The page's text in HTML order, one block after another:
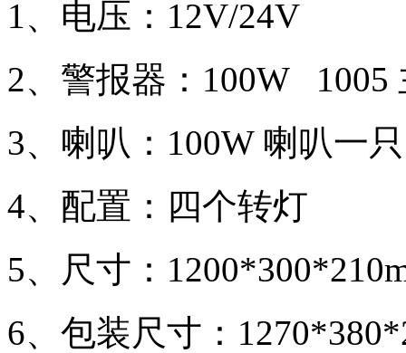
1、电压：12V/24V
2、警报器：100W 1005
3、喇叭：100W 喇叭一只
4、配置：四个转灯
5、尺寸：
6、包装尺寸：